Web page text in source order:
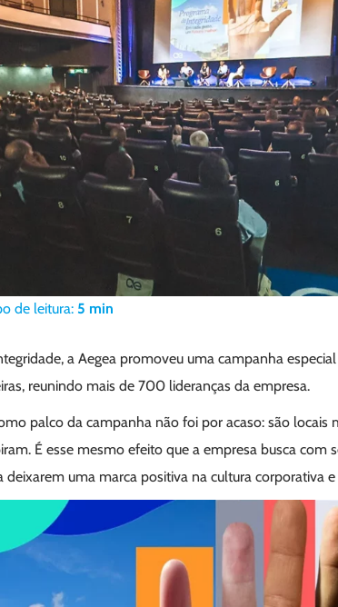
de leitura: 5 min
a Aegea promoveu uma campanha
reunindo mais de 700 lideranças da empresa.
palco da campanha não foi por acaso: são locais
É esse mesmo efeito que a empresa busca com
uma marca positiva na cultura corporativa e